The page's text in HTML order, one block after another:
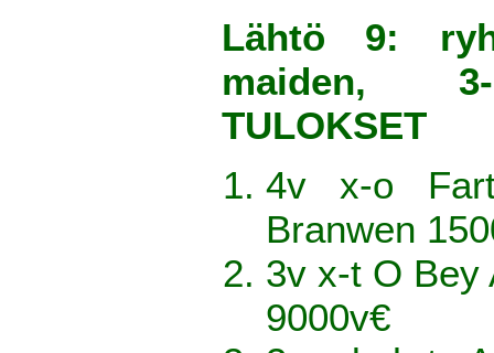
Lähtö 9:
maiden,
TULOKSET
4v x-o
Branwen
3v x-t O Bey
9000v€